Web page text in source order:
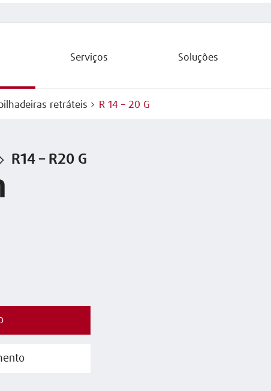
Serviços Soluções
retráteis R 14 – 20 G
R14 – R20 G